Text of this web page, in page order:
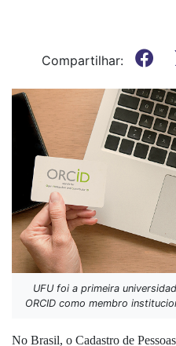
Compartilhar:
UFU foi a primeira
ORCID como membro
No Brasil, o Cadastro de